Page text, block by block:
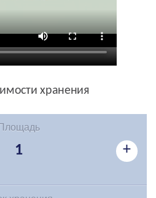
хранения
Площадь
1 +